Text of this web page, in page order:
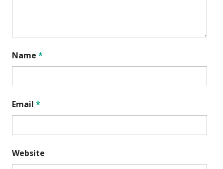
Name *
Email *
Website